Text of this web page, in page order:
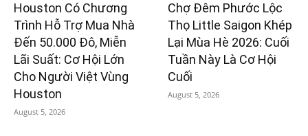
Houston Có Chương
Trình Hỗ Trợ Mua Nhà
Đến 50.000 Đô, Miễn
Lãi Suất: Cơ Hội Lớn
Cho Người Việt Vùng
Houston
August 5, 2026
Chợ Đêm Phước Lộc
Thọ Little Saigon Khép
Lại Mùa Hè 2026: Cuối
Tuần Này Là Cơ Hội
Cuối
August 5, 2026